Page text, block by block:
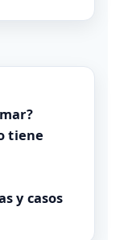
tiene
y casos